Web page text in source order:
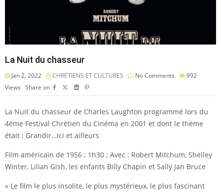
La Nuit du chasseur
Jan 2, 2022 CHRÉTIENS ET CULTURES No Comments
992
Views Share on
La Nuit du chasseur de Charles Laughton programmé lors du
4ème Festival Chrétien du Cinéma en 2001 et dont le thème
était : Grandir…Ici et ailleurs
Film américain de 1956 ; 1h30 ; Avec : Robert Mitchum, Shelley
Winter, Lilian Gish, les enfants Billy Chapin et Sally Jan Bruce
« Le film le plus insolite, le plus mystérieux, le plus fascinant